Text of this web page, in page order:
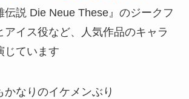
伝説 Die Neue These』のジークフ
アイス役など、人気作品のキャラ
じています
かなりのイケメンぶり